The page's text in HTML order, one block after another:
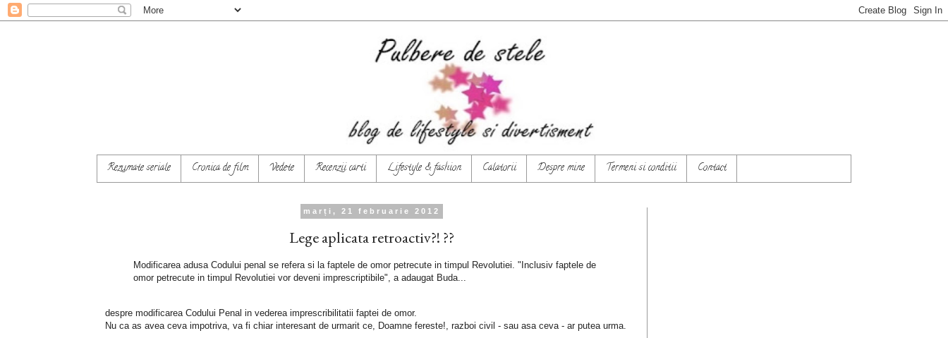
Rezumate seriale Cronica de film Vedete Recenzii carti Lifestyle & fashion Calatorii Despre mine Termeni si conditii Contact
marți, 21 februarie 2012
Lege aplicata retroactiv?! ??
Modificarea adusa Codului penal se refera si la faptele de omor petrecute in timpul Revolutiei. "Inclusiv faptele de
omor petrecute in timpul Revolutiei vor deveni imprescriptibile", a adaugat Buda...
despre modificarea Codului Penal in vederea imprescribilitatii faptei de omor.
Nu ca as avea ceva impotriva, va fi chiar interesant de urmarit ce, Doamne fereste!, razboi civil - sau asa ceva - ar putea urma.